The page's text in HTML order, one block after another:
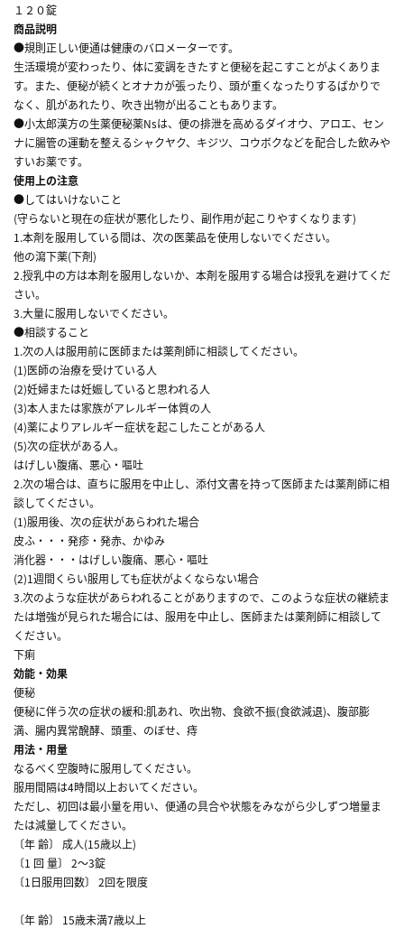
１２０錠
商品説明
●規則正しい便通は健康のバロメーターです。
生活環境が変わったり、体に変調をきたすと便秘を起こすことがよくありま
す。また、便秘が続くとオナカが張ったり、頭が重くなったりするばかりで
なく、肌があれたり、吹き出物が出ることもあります。
●小太郎漢方の生薬便秘薬Nsは、便の排泄を高めるダイオウ、アロエ、セン
ナに腸管の運動を整えるシャクヤク、キジツ、コウボクなどを配合した飲みや
すいお薬です。
使用上の注意
●してはいけないこと
(守らないと現在の症状が悪化したり、副作用が起こりやすくなります)
1.本剤を服用している間は、次の医薬品を使用しないでください。
他の瀉下薬(下剤)
2.授乳中の方は本剤を服用しないか、本剤を服用する場合は授乳を避けてくだ
さい。
3.大量に服用しないでください。
●相談すること
1.次の人は服用前に医師または薬剤師に相談してください。
(1)医師の治療を受けている人
(2)妊婦または妊娠していると思われる人
(3)本人または家族がアレルギー体質の人
(4)薬によりアレルギー症状を起こしたことがある人
(5)次の症状がある人。
はげしい腹痛、悪心・嘔吐
2.次の場合は、直ちに服用を中止し、添付文書を持って医師または薬剤師に相
談してください。
(1)服用後、次の症状があらわれた場合
皮ふ・・・発疹・発赤、かゆみ
消化器・・・はげしい腹痛、悪心・嘔吐
(2)1週間くらい服用しても症状がよくならない場合
3.次のような症状があらわれることがありますので、このような症状の継続ま
たは増強が見られた場合には、服用を中止し、医師または薬剤師に相談して
ください。
下痢
効能・効果
便秘
便秘に伴う次の症状の緩和:肌あれ、吹出物、食欲不振(食欲減退)、腹部膨
満、腸内異常醗酵、頭重、のぼせ、痔
用法・用量
なるべく空腹時に服用してください。
服用間隔は4時間以上おいてください。
ただし、初回は最小量を用い、便通の具合や状態をみながら少しずつ増量ま
たは減量してください。
〔年 齢〕 成人(15歳以上)
〔1 回 量〕 2～3錠
〔1日服用回数〕 2回を限度
〔年 齢〕 15歳未満7歳以上